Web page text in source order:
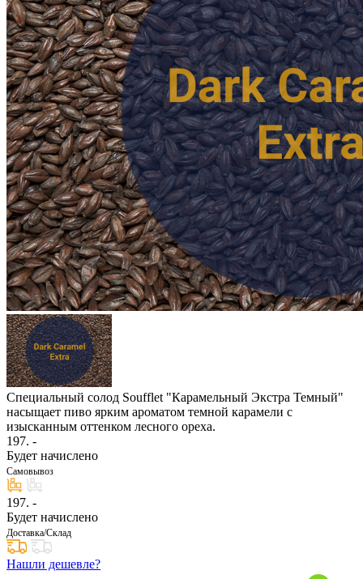
Специальный солод Soufflet "Карамельный Экстра Темный"
насыщает пиво ярким ароматом темной карамели с
изысканным оттенком лесного ореха.
197. -
Будет начислено
Самовывоз
197. -
Будет начислено
Доставка/Склад
Нашли дешевле?